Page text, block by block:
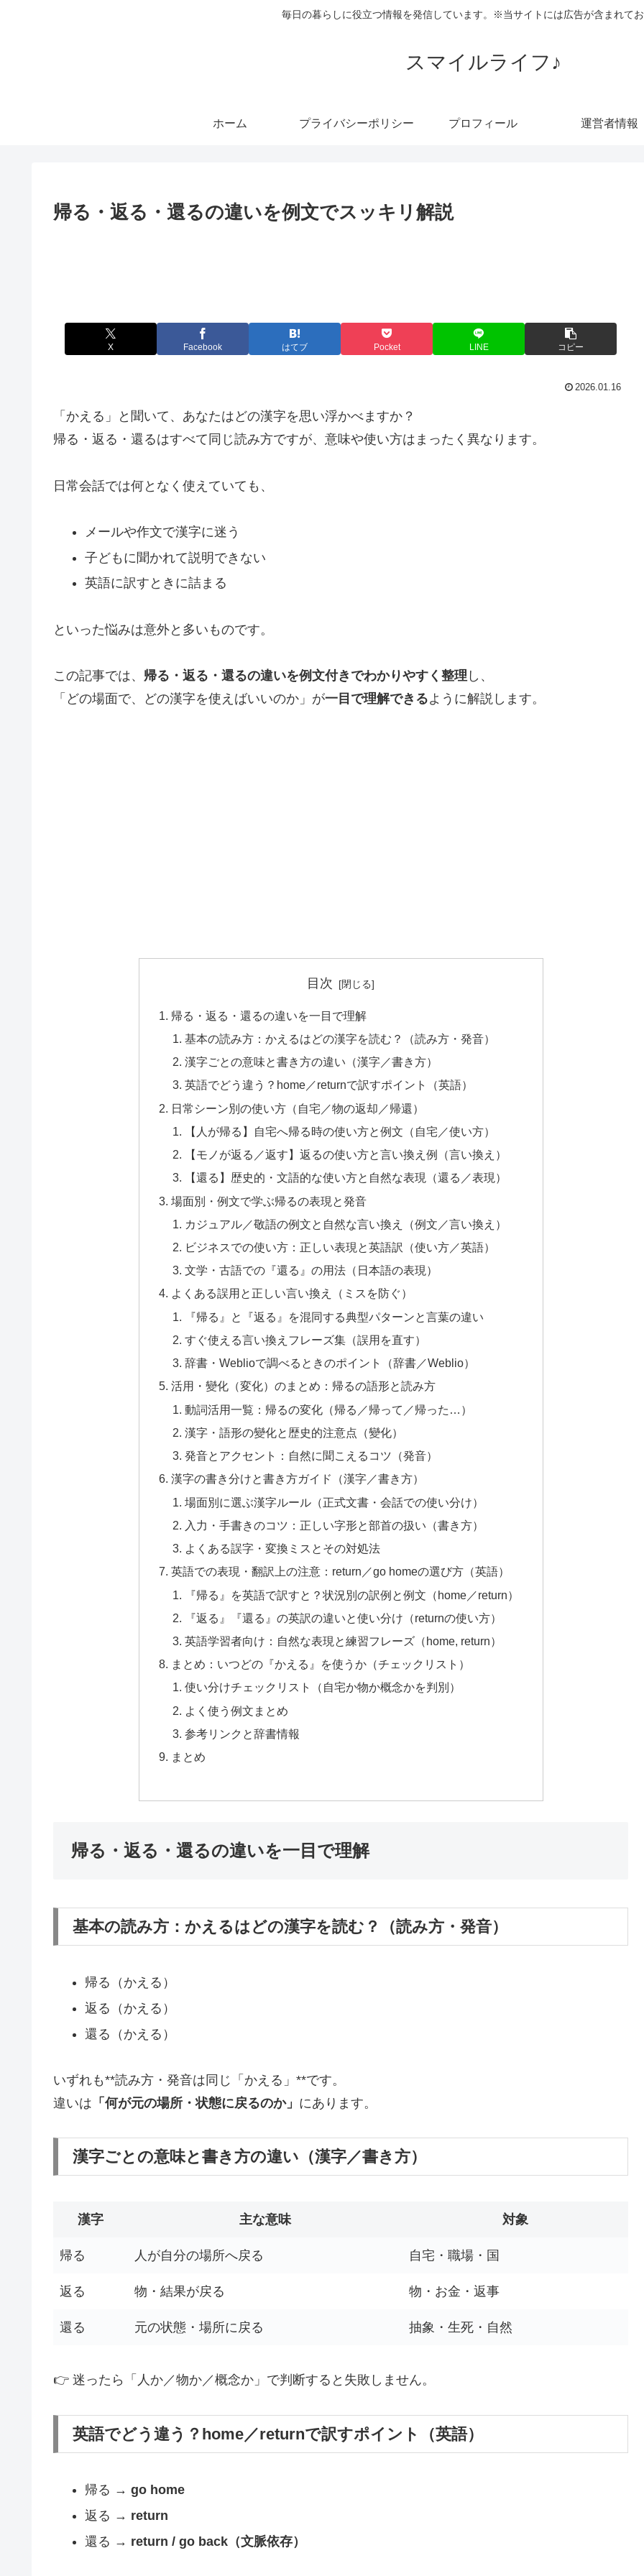
毎日の暮らしに役立つ情報を発信しています。※当サイトには広告が含まれて
スマイルライフ♪
ホーム プライバシーポリシー プロフィール 運営者情報
帰る・返る・還るの違いを例文でスッキリ解説
X Facebook はてブ Pocket LINE コピー
2026.01.16
「かえる」と聞いて、あなたはどの漢字を思い浮かべますか？
帰る・返る・還るはすべて同じ読み方ですが、意味や使い方はまったく異なります。
日常会話では何となく使えていても、
メールや作文で漢字に迷う
子どもに聞かれて説明できない
英語に訳すときに詰まる
といった悩みは意外と多いものです。
この記事では、 帰る・返る・還るの違いを例文付きでわかりやすく整理 し、
「どの場面で、どの漢字を使えばいいのか」が一目で理解できるように解説します。
目次
帰る・返る・還るの違いを一目で理解
基本の読み方：かえるはどの漢字を読む？（読み方・発音）
漢字ごとの意味と書き方の違い（漢字／書き方）
英語でどう違う？home／returnで訳すポイント（英語）
日常シーン別の使い方（自宅／物の返却／帰還）
【人が帰る】自宅へ帰る時の使い方と例文（自宅／使い方）
【モノが返る／返す】返るの使い方と言い換え例（言い換え）
【還る】歴史的・文語的な使い方と自然な表現（還る／表現）
場面別・例文で学ぶ帰るの表現と発音
カジュアル／敬語の例文と自然な言い換え（例文／言い換え）
ビジネスでの使い方：正しい表現と英語訳（使い方／英語）
文学・古語での『還る』の用法（日本語の表現）
よくある誤用と正しい言い換え（ミスを防ぐ）
『帰る』と『返る』を混同する典型パターンと言葉の違い
すぐ使える言い換えフレーズ集（誤用を直す）
辞書・Weblioで調べるときのポイント（辞書／Weblio）
活用・變化（変化）のまとめ：帰るの語形と読み方
動詞活用一覧：帰るの変化（帰る／帰って／帰った…）
漢字・語形の變化と歴史的注意点（變化）
発音とアクセント：自然に聞こえるコツ（発音）
漢字の書き分けと書き方ガイド（漢字／書き方）
場面別に選ぶ漢字ルール（正式文書・会話での使い分け）
入力・手書きのコツ：正しい字形と部首の扱い（書き方）
よくある誤字・変換ミスとその対処法
英語での表現・翻訳上の注意：return／go homeの選び方（英語）
『帰る』を英語で訳すと？状況別の訳例と例文（home／return）
『返る』『還る』の英訳の違いと使い分け（returnの使い方）
英語学習者向け：自然な表現と練習フレーズ（home, return）
まとめ：いつどの『かえる』を使うか（チェックリスト）
使い分けチェックリスト（自宅か物か概念かを判別）
よく使う例文まとめ
参考リンクと辞書情報
まとめ
帰る・返る・還るの違いを一目で理解
基本の読み方：かえるはどの漢字を読む？（読み方・発音）
帰る（かえる）
返る（かえる）
還る（かえる）
いずれも**読み方・発音は同じ「かえる」**です。
違いは 「何が元の場所・状態に戻るのか」 にあります。
漢字ごとの意味と書き方の違い（漢字／書き方）
漢字 主な意味 対象
帰る 人が自分の場所へ戻る 自宅・職場・国
返る 物・結果が戻る 物・お金・返事
還る 元の状態・場所に戻る 抽象・生死・自然
👉 迷ったら「人か／物か／概念か」で判断すると失敗しません。
英語でどう違う？home／returnで訳すポイント（英語）
帰る → go home
返る → return
還る → return / go back（文脈依存）